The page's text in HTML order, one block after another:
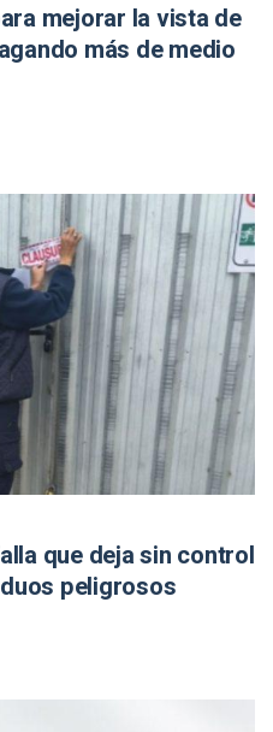
mejorar la vista de
más de medio
que deja sin control
peligrosos